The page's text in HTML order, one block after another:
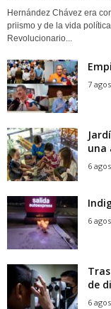
Hernández Chávez era
priismo y de la vida
Revolucionario...
7
una
6
6
de
6